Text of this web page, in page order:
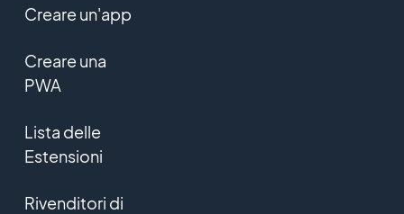
Creare un'app
Creare una
PWA
Lista delle
Estensioni
Rivenditori di